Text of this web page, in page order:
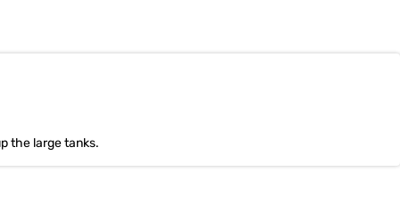
the large tanks.